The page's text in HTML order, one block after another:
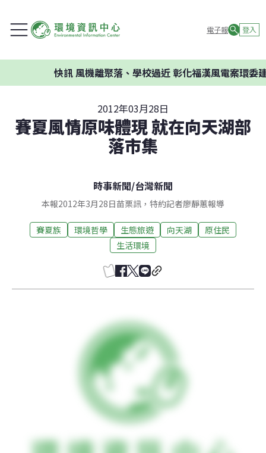
電子報 登入
風機離聚落、學校過近 彰化福漢風電案環委建議不應開發
2012年03月28日
賽夏風情原味體現 就在向天湖部
落市集
時事新聞/台灣新聞
本報2012年3月28日苗栗訊，特約記者廖靜蕙報導
賽夏族 環境哲學 生態旅遊 向天湖
原住民
生活環境